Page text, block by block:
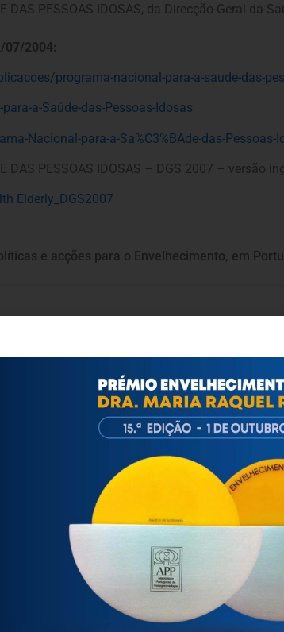
DAS PESSOAS IDOSAS, da Direcção-Geral
07/2004:
programa-nacional-para-a-saude-das-
a-Saúde-das-Pessoas-Idosas
Nacional-para-a-Sa%C3%BAde-das-Pessoas-
DAS PESSOAS IDOSAS – DGS 2007 – versão
Elderly_DGS2007
e acções para o Envelhecimento, em
Portuguesa de
Portuguesa de Psicogerontologia-APP,
se às questões biopsicológicas e sociais
saúde, autonomia, participação e
intergeracional, e de uma sociedade mais
relativamente à idade e ao